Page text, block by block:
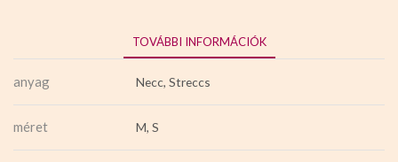
TOVÁBBI INFORMÁCIÓK
anyag Necc, Streccs
méret M, S